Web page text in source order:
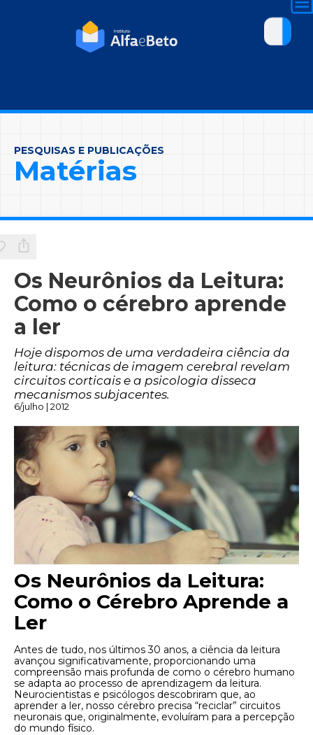
PESQUISAS E PUBLICAÇÕES
Matérias
Os Neurônios da Leitura:
Como o cérebro aprende
a ler
Hoje dispomos de uma verdadeira ciência da
leitura: técnicas de imagem cerebral revelam
circuitos corticais e a psicologia disseca
mecanismos subjacentes.
6/julho | 2012
Os Neurônios da Leitura:
Como o Cérebro Aprende a
Ler
Antes de tudo, nos últimos 30 anos, a ciência da leitura
avançou significativamente, proporcionando uma
compreensão mais profunda de como o cérebro humano
se adapta ao processo de aprendizagem da leitura.
Neurocientistas e psicólogos descobriram que, ao
aprender a ler, nosso cérebro precisa “reciclar” circuitos
neuronais que, originalmente, evoluíram para a percepção
do mundo físico.